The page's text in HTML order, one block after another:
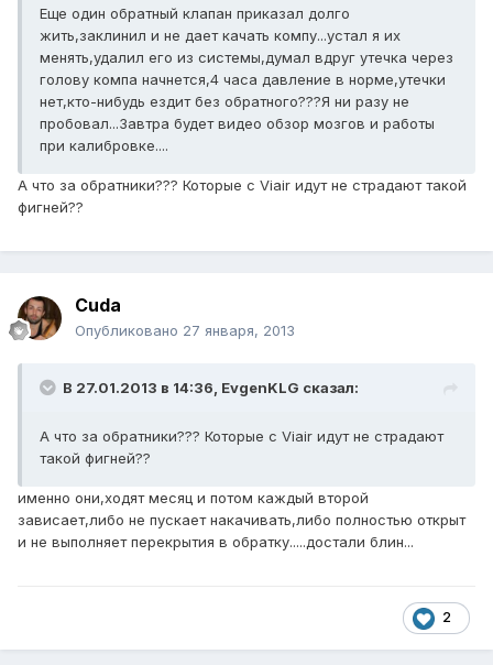
Еще один обратный клапан приказал долго
жить,заклинил и не дает качать компу...устал я их
менять,удалил его из системы,думал вдруг утечка через
голову компа начнется,4 часа давление в норме,утечки
нет,кто-нибудь ездит без обратного???Я ни разу не
пробовал...Завтра будет видео обзор мозгов и работы
при калибровке....
А что за обратники??? Которые с Viair идут не страдают такой
фигней??
Cuda
Опубликовано 27 января, 2013
В 27.01.2013 в 14:36, EvgenKLG сказал:
А что за обратники??? Которые с Viair идут не страдают
такой фигней??
именно они,ходят месяц и потом каждый второй
зависает,либо не пускает накачивать,либо полностью открыт
и не выполняет перекрытия в обратку.....достали блин...
2